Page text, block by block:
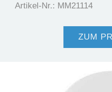
Artikel-Nr.: MM21114
ZUM